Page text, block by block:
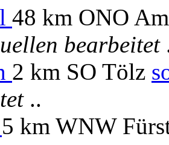
48 km ONO
bearbeitet
2 km SO Tölz
..
5 km WNW